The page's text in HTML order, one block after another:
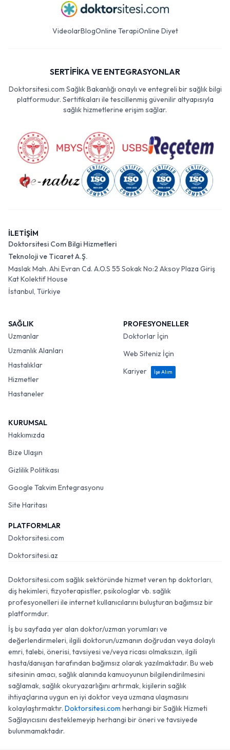
VideolarBlogOnline TerapiOnline Diyet
SERTİFİKA VE ENTEGRASYONLAR
Doktorsitesi.com Sağlık Bakanlığı onaylı ve entegreli bir sağlık bilgi
platformudur. Sertifikaları ile tescillenmiş güvenilir altyapısıyla
sağlık hizmetlerine erişim sağlar.
İLETİŞİM
Doktorsitesi Com Bilgi Hizmetleri
Teknoloji ve Ticaret A.Ş.
Maslak Mah. Ahi Evran Cd. A.O.S 55 Sokak No:2 Aksoy Plaza Giriş
Kat Kolektif House
İstanbul, Türkiye
SAĞLIK
Uzmanlar
Uzmanlık Alanları
Hastalıklar
Hizmetler
Hastaneler
PROFESYONELLER
Doktorlar İçin
Web Siteniz İçin
Kariyer
İşe Alım
KURUMSAL
Hakkımızda
Bize Ulaşın
Gizlilik Politikası
Google Takvim Entegrasyonu
Site Haritası
PLATFORMLAR
Doktorsitesi.com
Doktorsitesi.az
Doktorsitesi.com sağlık sektöründe hizmet veren tıp doktorları,
diş hekimleri, fizyoterapistler, psikologlar vb. sağlık
profesyonelleri ile internet kullanıcılarını buluşturan bağımsız bir
platformdur.
İş bu sayfada yer alan doktor/uzman yorumları ve
değerlendirmeleri, ilgili doktorun/uzmanın doğrudan veya dolaylı
emri, talebi, önerisi, tavsiyesi ve/veya ricası olmaksızın, ilgili
hasta/danışan tarafından bağımsız olarak yazılmaktadır. Bu web
sitesinin amacı, sağlık alanında kamuoyunun bilgilendirilmesini
sağlamak, sağlık okuryazarlığını artırmak, kişilerin sağlık
ihtiyaçlarına uygun en iyi doktor veya uzmana ulaşmasını
kolaylaştırmaktır. Doktorsitesi.com herhangi bir Sağlık Hizmeti
Sağlayıcısını desteklemeyip herhangi bir öneri ve tavsiyede
bulunmamaktadır.